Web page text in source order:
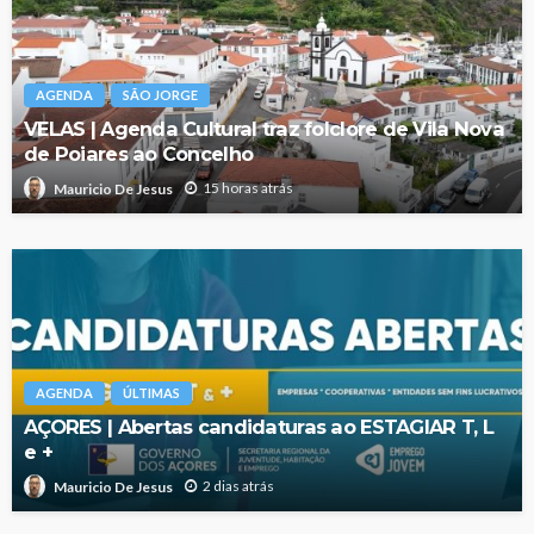
AGENDA SÃO JORGE
VELAS | Agenda Cultural traz folclore de Vila Nova
de Poiares ao Concelho
Mauricio De Jesus 15 horas atrás
AGENDA ÚLTIMAS
AÇORES | Abertas candidaturas ao ESTAGIAR T, L
e +
Mauricio De Jesus 2 dias atrás